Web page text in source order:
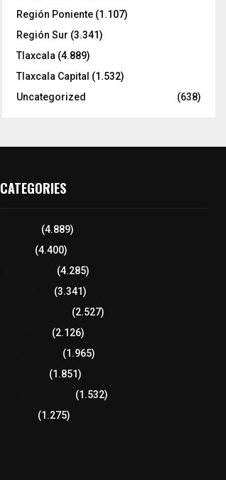
Región Poniente (1.107)
Región Sur (3.341)
Tlaxcala (4.889)
Tlaxcala Capital (1.532)
Uncategorized
(638)
CATEGORIES
(4.889)
(4.400)
(4.285)
(3.341)
(2.527)
(2.126)
(1.965)
(1.851)
(1.532)
(1.275)